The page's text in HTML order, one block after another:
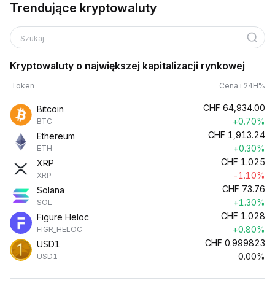
Trendujące kryptowaluty
Szukaj
Kryptowaluty o największej kapitalizacji rynkowej
Token Cena i 24H%
Bitcoin
BTC
CHF 64,934.00
+0.70%
Ethereum
ETH
CHF 1,913.24
+0.30%
XRP
XRP
CHF 1.025
-1.10%
Solana
SOL
CHF 73.76
+1.30%
Figure Heloc
FIGR_HELOC
CHF 1.028
+0.80%
USD1
USD1
CHF 0.999823
0.00%